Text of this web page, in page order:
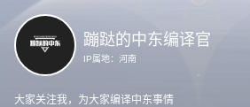
蹦跶的中东编译官
IP属地： 河南
大家关注我，为大家编译中东事情